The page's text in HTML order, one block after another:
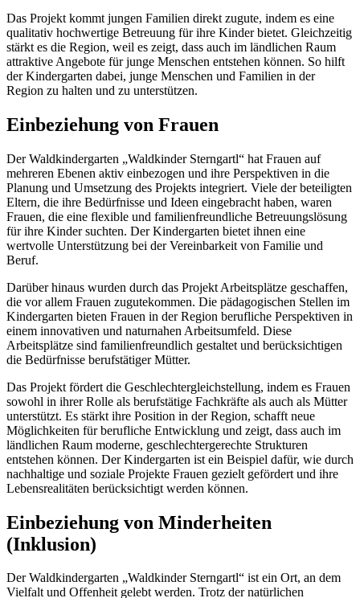
Das Projekt kommt jungen Familien direkt zugute, indem es eine
qualitativ hochwertige Betreuung für ihre Kinder bietet. Gleichzeitig
stärkt es die Region, weil es zeigt, dass auch im ländlichen Raum
attraktive Angebote für junge Menschen entstehen können. So hilft
der Kindergarten dabei, junge Menschen und Familien in der
Region zu halten und zu unterstützen.
Einbeziehung von Frauen
Der Waldkindergarten „Waldkinder Sterngartl“ hat Frauen auf
mehreren Ebenen aktiv einbezogen und ihre Perspektiven in die
Planung und Umsetzung des Projekts integriert. Viele der beteiligten
Eltern, die ihre Bedürfnisse und Ideen eingebracht haben, waren
Frauen, die eine flexible und familienfreundliche Betreuungslösung
für ihre Kinder suchten. Der Kindergarten bietet ihnen eine
wertvolle Unterstützung bei der Vereinbarkeit von Familie und
Beruf.
Darüber hinaus wurden durch das Projekt Arbeitsplätze geschaffen,
die vor allem Frauen zugutekommen. Die pädagogischen Stellen im
Kindergarten bieten Frauen in der Region berufliche Perspektiven in
einem innovativen und naturnahen Arbeitsumfeld. Diese
Arbeitsplätze sind familienfreundlich gestaltet und berücksichtigen
die Bedürfnisse berufstätiger Mütter.
Das Projekt fördert die Geschlechtergleichstellung, indem es Frauen
sowohl in ihrer Rolle als berufstätige Fachkräfte als auch als Mütter
unterstützt. Es stärkt ihre Position in der Region, schafft neue
Möglichkeiten für berufliche Entwicklung und zeigt, dass auch im
ländlichen Raum moderne, geschlechtergerechte Strukturen
entstehen können. Der Kindergarten ist ein Beispiel dafür, wie durch
nachhaltige und soziale Projekte Frauen gezielt gefördert und ihre
Lebensrealitäten berücksichtigt werden können.
Einbeziehung von Minderheiten
(Inklusion)
Der Waldkindergarten „Waldkinder Sterngartl“ ist ein Ort, an dem
Vielfalt und Offenheit gelebt werden. Trotz der natürlichen